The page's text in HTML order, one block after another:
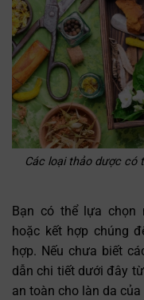
Các loại thảo dược có
Bạn có thể lựa chọn
hoặc kết hợp chúng
hợp. Nếu chưa biết
dẫn chi tiết dưới đây
an toàn cho làn da của